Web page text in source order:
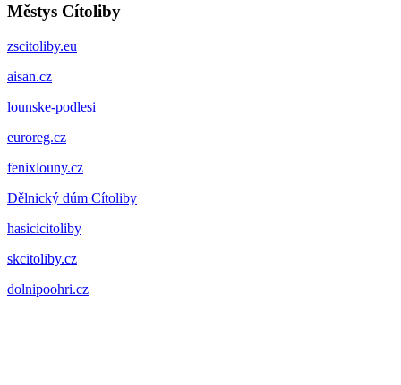
Městys Cítoliby
zscitoliby.eu
aisan.cz
lounske-podlesi
euroreg.cz
fenixlouny.cz
Dělnický dúm Cítoliby
hasicicitoliby
skcitoliby.cz
dolnipoohri.cz